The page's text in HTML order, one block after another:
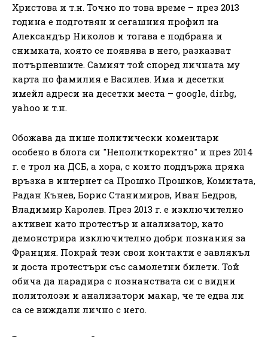
Христова и т.н. Точно по това време – през 2013
година е подготвян и сегашния профил на
Александър Николов и тогава е подбрана и
снимката, която се появява в него, разказват
потърпевшите. Самият той според личната му
карта по фамилия е Василев. Има и десетки
имейл адреси на десетки места – google, dir.bg,
yahoo и т.н.
Обожава да пише политически коментари
особено в блога си "Неполиткоректно" и през 2014
г. е трол на ДСБ, а хора, с които поддържа пряка
връзка в интернет са Прошко Прошков, Комитата,
Радан Кънев, Борис Станимиров, Иван Бедров,
Владимир Каролев. През 2013 г. е изключително
активен като протестър и анализатор, като
демонстрира изключително добри познания за
Франция. Покрай тези свои контакти е завлякъл
и доста протестъри със самолетни билети. Той
обича да парадира с познанствата си с видни
политолози и анализатори макар, че те едва ли
са се виждали лично с него.